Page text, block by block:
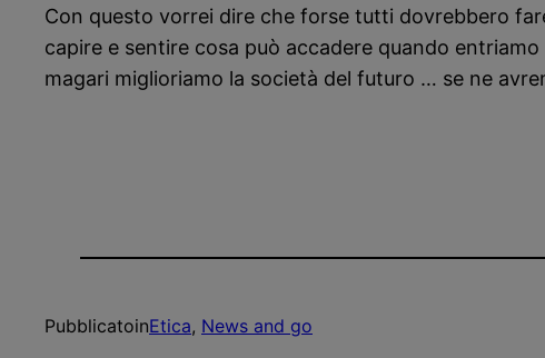
Con questo vorrei dire che forse tutti dovrebbero
capire e sentire cosa può accadere quando
magari miglioriamo la società del futuro … se ne
PubblicatoinEtica, News and go